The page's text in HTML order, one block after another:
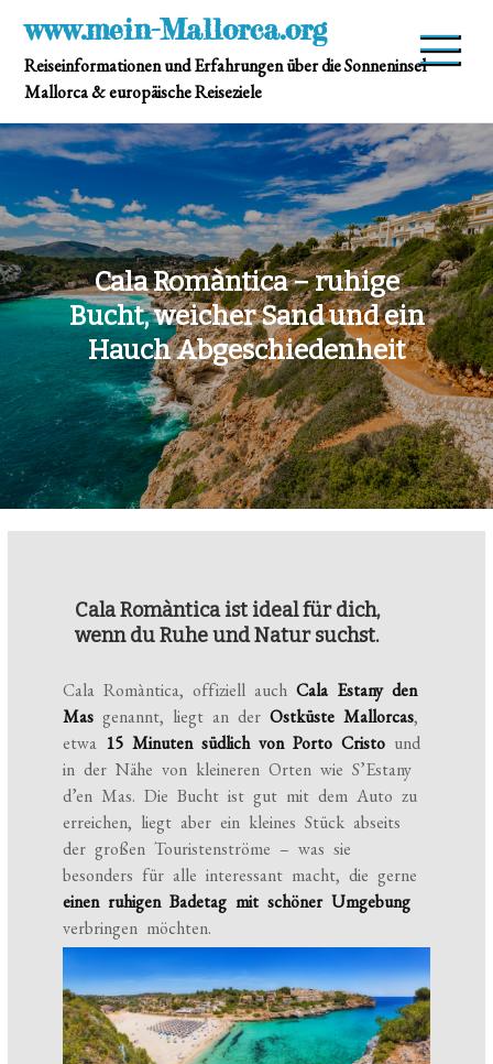
content
www.mein-Mallorca.org
Reiseinformationen und Erfahrungen über die Sonneninsel
Mallorca & europäische Reiseziele
Cala Romàntica – ruhige
Bucht, weicher Sand und ein
Hauch Abgeschiedenheit
Cala Romàntica ist ideal für dich,
wenn du Ruhe und Natur suchst.
Cala Romàntica, offiziell auchCala Estany den
Mas genannt, liegt an derOstküste Mallorcas,
etwa 15 Minuten südlich von Porto Cristo und
in der Nähe von kleineren Orten wie S’Estany
d’en Mas. Die Bucht ist gut mit dem Auto zu
erreichen, liegt aber ein kleines Stück abseits
der großen Touristenströme – was sie
besonders für alle interessant macht, die gerne
einen ruhigen Badetag mit schöner Umgebung
verbringen möchten.